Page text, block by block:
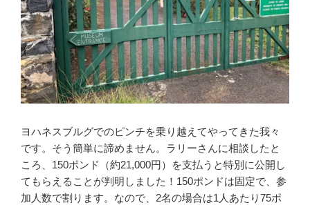
ヨハネスブルグでのピンチを乗り越えてやってきた我々
です。そう簡単に諦めません。ラリーさんに相談したと
ころ、150ポンド（約21,000円）を支払うと特別に公開し
てもらえることが判明しました！150ポンドは固定で、参
加人数で割ります。なので、2名の場合は1人あたり75ポ